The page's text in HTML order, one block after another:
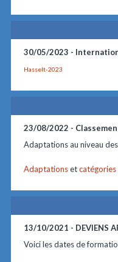
30/05/2023 -
Hasselt-2023
23/08/2022 -
Adaptations au niveau
Adaptationset
13/10/2021 - DEVIENS
Voici les dates de